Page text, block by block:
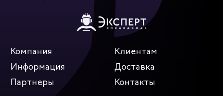
Компания
Клиентам
Информация
Доставка
Партнеры
Контакты